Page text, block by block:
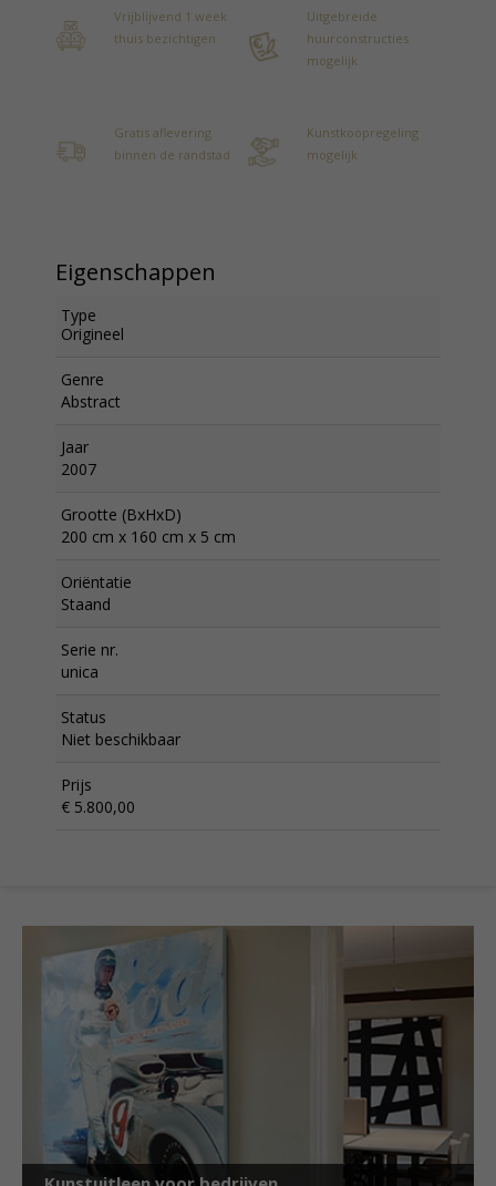
Vrijblijvend 1 week
thuis bezichtigen
Uitgebreide
huurconstructies
mogelijk
Gratis aflevering
binnen de randstad
Kunstkoopregeling
mogelijk
Eigenschappen
Type
Origineel
Genre
Abstract
Jaar
2007
Grootte (BxHxD)
200 cm x 160 cm x 5 cm
Oriëntatie
Staand
Serie nr.
unica
Status
Niet beschikbaar
Prijs
€ 5.800,00